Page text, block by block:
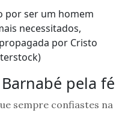
por ser um homem
necessitados,
por Cristo
pela fé
sempre confiastes na